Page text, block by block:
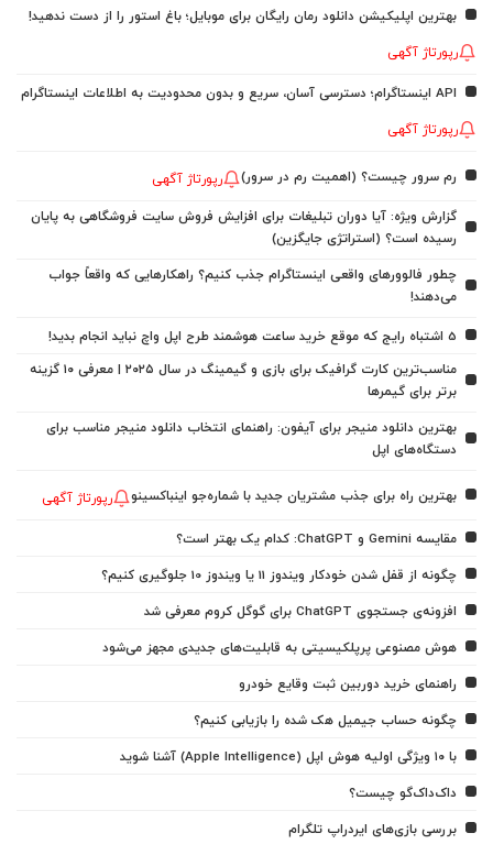
بهترین اپلیکیشن دانلود رمان رایگان برای موبایل؛ باغ استور را از دست ندهید!
رپورتاژ آگهی
API اینستاگرام؛ دسترسی آسان، سریع و بدون محدودیت به اطلاعات اینستاگرام
رپورتاژ آگهی
رم سرور چیست؟ (اهمیت رم در سرور) رپورتاژ آگهی
گزارش ویژه: آیا دوران تبلیغات برای افزایش فروش سایت فروشگاهی به پایان
رسیده است؟ (استراتژی جایگزین)
چطور فالوورهای واقعی اینستاگرام جذب کنیم؟ راهکارهایی که واقعاً جواب
می‌دهند!
5 اشتباه رایج که موقع خرید ساعت هوشمند طرح اپل واچ نباید انجام بدید!
مناسب‌ترین کارت گرافیک برای بازی و گیمینگ در سال ۲۰۲۵ | معرفی ۱۰ گزینه
برتر برای گیمرها
بهترین دانلود منیجر برای آیفون: راهنمای انتخاب دانلود منیجر مناسب برای
دستگاه‌های اپل
بهترین راه برای جذب مشتریان جدید با شماره‌جو اینباکسینو رپورتاژ آگهی
مقایسه Gemini و ChatGPT: کدام یک بهتر است؟
چگونه از قفل شدن خودکار ویندوز 11 یا ویندوز 10 جلوگیری کنیم؟
افزونه‌ی جستجوی ChatGPT برای گوگل کروم معرفی شد
هوش مصنوعی پرپلکیسیتی به قابلیت‌های جدیدی مجهز می‌شود
راهنمای خرید دوربین ثبت وقایع خودرو
چگونه حساب جیمیل هک شده را بازیابی کنیم؟
با ۱۰ ویژگی اولیه هوش اپل (Apple Intelligence) آشنا شوید
داک‌داک‌گو چیست؟
بررسی بازی‌های ایردراپ تلگرام